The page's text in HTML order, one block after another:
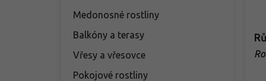
Medonosné rostliny
Balkóny a terasy
Vřesy a vřesovce
Pokojové rostliny